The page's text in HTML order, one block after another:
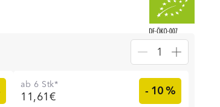
ab 6 Stk*
11,61€ - 10 %